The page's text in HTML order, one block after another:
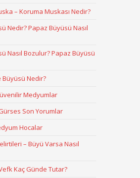
– Koruma Muskası Nedir?
Nedir? Papaz Büyüsü Nasıl
Nasıl Bozulur? Papaz Büyüsü
Büyüsü Nedir?
Medyumlar
Son Yorumlar
Hocalar
– Büyü Varsa Nasıl
Kaç Günde Tutar?